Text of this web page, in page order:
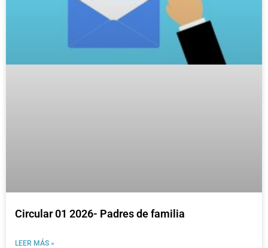
Circular 01 2026- Padres de familia
LEER MÁS »